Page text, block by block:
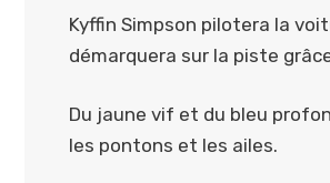
Kyffin Simpson pilotera la
démarquera sur la piste
Du jaune vif et du bleu
les pontons et les ailes.